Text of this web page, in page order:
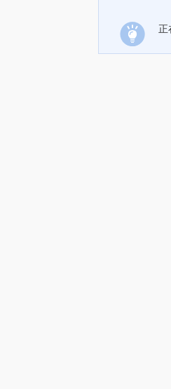
正